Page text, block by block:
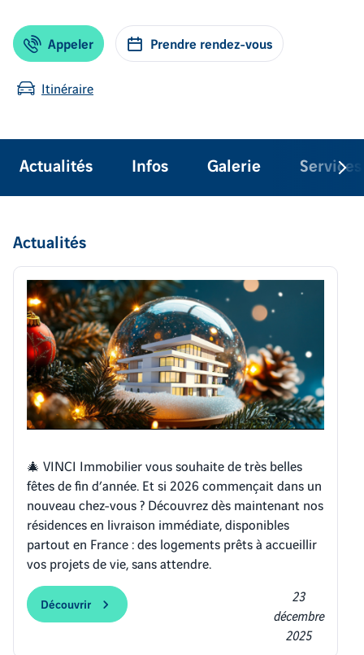
Appeler Prendre rendez-vous
Itinéraire
Actualités Infos Galerie Services
Actualités
🎄 VINCI Immobilier vous souhaite de très belles
fêtes de fin d’année. Et si 2026 commençait dans un
nouveau chez-vous ? Découvrez dès maintenant nos
résidences en livraison immédiate, disponibles
partout en France : des logements prêts à accueillir
vos projets de vie, sans attendre.
Découvrir
23
décembre
2025